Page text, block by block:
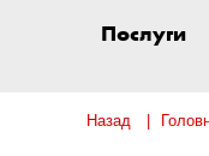
Послуги
Назад